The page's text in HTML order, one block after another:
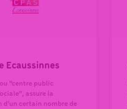
Ecaussinnes
ou "centre public
assure la
d'un certain nombre de